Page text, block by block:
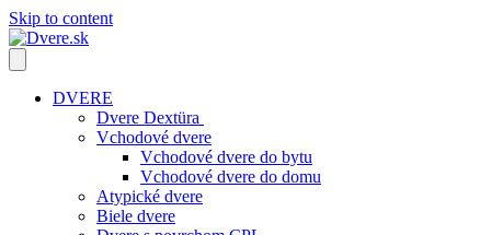
Skip to content
DVERE
Dvere Dextüra
Vchodové dvere
Vchodové dvere do bytu
Vchodové dvere do domu
Atypické dvere
Biele dvere